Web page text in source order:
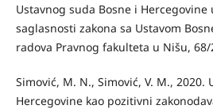
Ustavnog suda Bosne i
saglasnosti zakona sa Ustavom
radova Pravnog fakulteta u Nišu, 68/
Simović, M. N., Simović, V. M., 2020.
Hercegovine kao pozitivni